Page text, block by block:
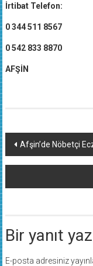
İrtibat Telefon:
0 344 511 8567
0 542 833 8870
AFŞİN
Yazı
dolaşımı
Afşin’de Nöbetçi
Bir yanıt
E-posta adresiniz